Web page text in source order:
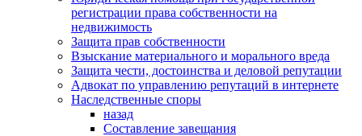
регистрации права собственности на
недвижимость
Защита прав собственности
Взыскание материального и морального вреда
Защита чести, достоинства и деловой репутации
Адвокат по управлению репутаций в интернете
Наследственные споры
назад
Составление завещания